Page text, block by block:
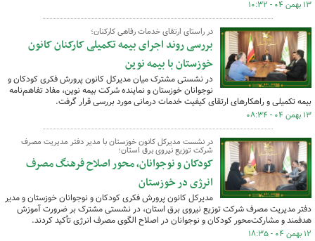
۱۳ بهمن ۰۴ - ۱۰:۳۲
در راستای ارتقای خدمات رفاهی کارکنان؛
بررسی روند اجرای بیمه تکمیلی کارکنان کانون
خوزستان با بیمه نوین
در نشستی مشترک میان مدیرکل کانون پرورش فکری کودکان و
نوجوانان خوزستان و نماینده شرکت بیمه نوین، مفاد تفاهم‌نامه
بیمه تکمیلی و راهکارهای ارتقای کیفیت خدمات درمانی مورد بررسی قرار گرفت.
۱۳ بهمن ۰۴ - ۰۸:۳۴
در نشست مدیرکل کانون خوزستان با مدیر دفتر مدیریت مصرف
شرکت توزیع نیروی برق استان؛
کودکان و نوجوانان، محور اصلاح فرهنگ مصرف
انرژی در خوزستان
مدیرکل کانون پرورش فکری کودکان و نوجوانان خوزستان و مدیر
دفتر مدیریت مصرف شرکت توزیع نیروی برق استان، در نشستی مشترک بر ضرورت آموزش
هدفمند و مشارکت‌محور کودکان و نوجوانان در اصلاح الگوی مصرف انرژی تأکید کردند.
۱۲ بهمن ۰۴ - ۱۸:۳۵